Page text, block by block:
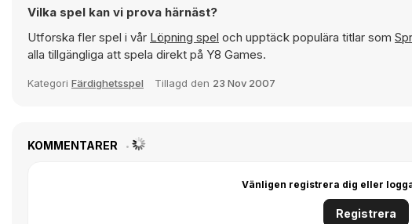
Vilka spel kan vi prova härnäst?
Utforska fler spel i vår Löpning spel och upptäck populära titlar som
alla tillgängliga att spela direkt på Y8 Games.
Kategori Färdighetsspel Tillagd den 23 Nov 2007
KOMMENTARER
Vänligen registrera dig eller
Registrera